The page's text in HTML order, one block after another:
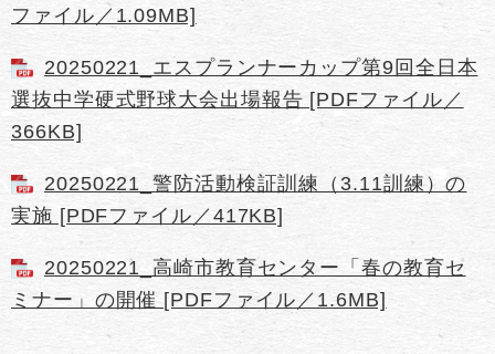
ファイル／1.09MB]
20250221_エスプランナーカップ第9回全日本
選抜中学硬式野球大会出場報告 [PDFファイル／
366KB]
20250221_警防活動検証訓練（3.11訓練）の
実施 [PDFファイル／417KB]
20250221_高崎市教育センター「春の教育セ
ミナー」の開催 [PDFファイル／1.6MB]